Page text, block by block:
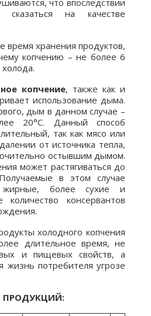
сказаться на качестве
хранения продуктов,
копчению – не более 6
копчение, также как и
использование дыма.
дым в данном случае –
20°С. Данный способ
так как мясо или
от источника тепла,
остывшим дымом.
может растягиваться до
в этом случае
более сухие и
консервантов
холодного копчения
длительное время, не
и пищевых свойств, а
жизнь потребителя угрозе
ПРОДУКЦИЙ: